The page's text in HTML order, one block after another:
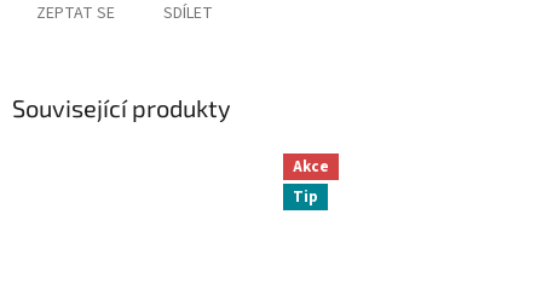
ZEPTAT SE SDÍLET
Související produkty
Akce
Tip